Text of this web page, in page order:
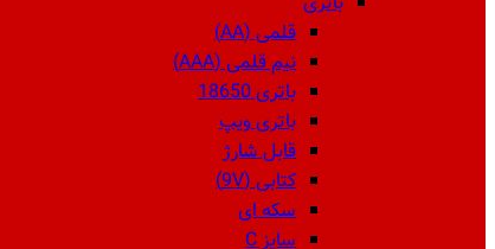
قلمی (AA)
نیم قلمی (AAA)
باتری 18650
باتری ویپ
قابل شارژ
کتابی (9V)
سکه ای
سایز C